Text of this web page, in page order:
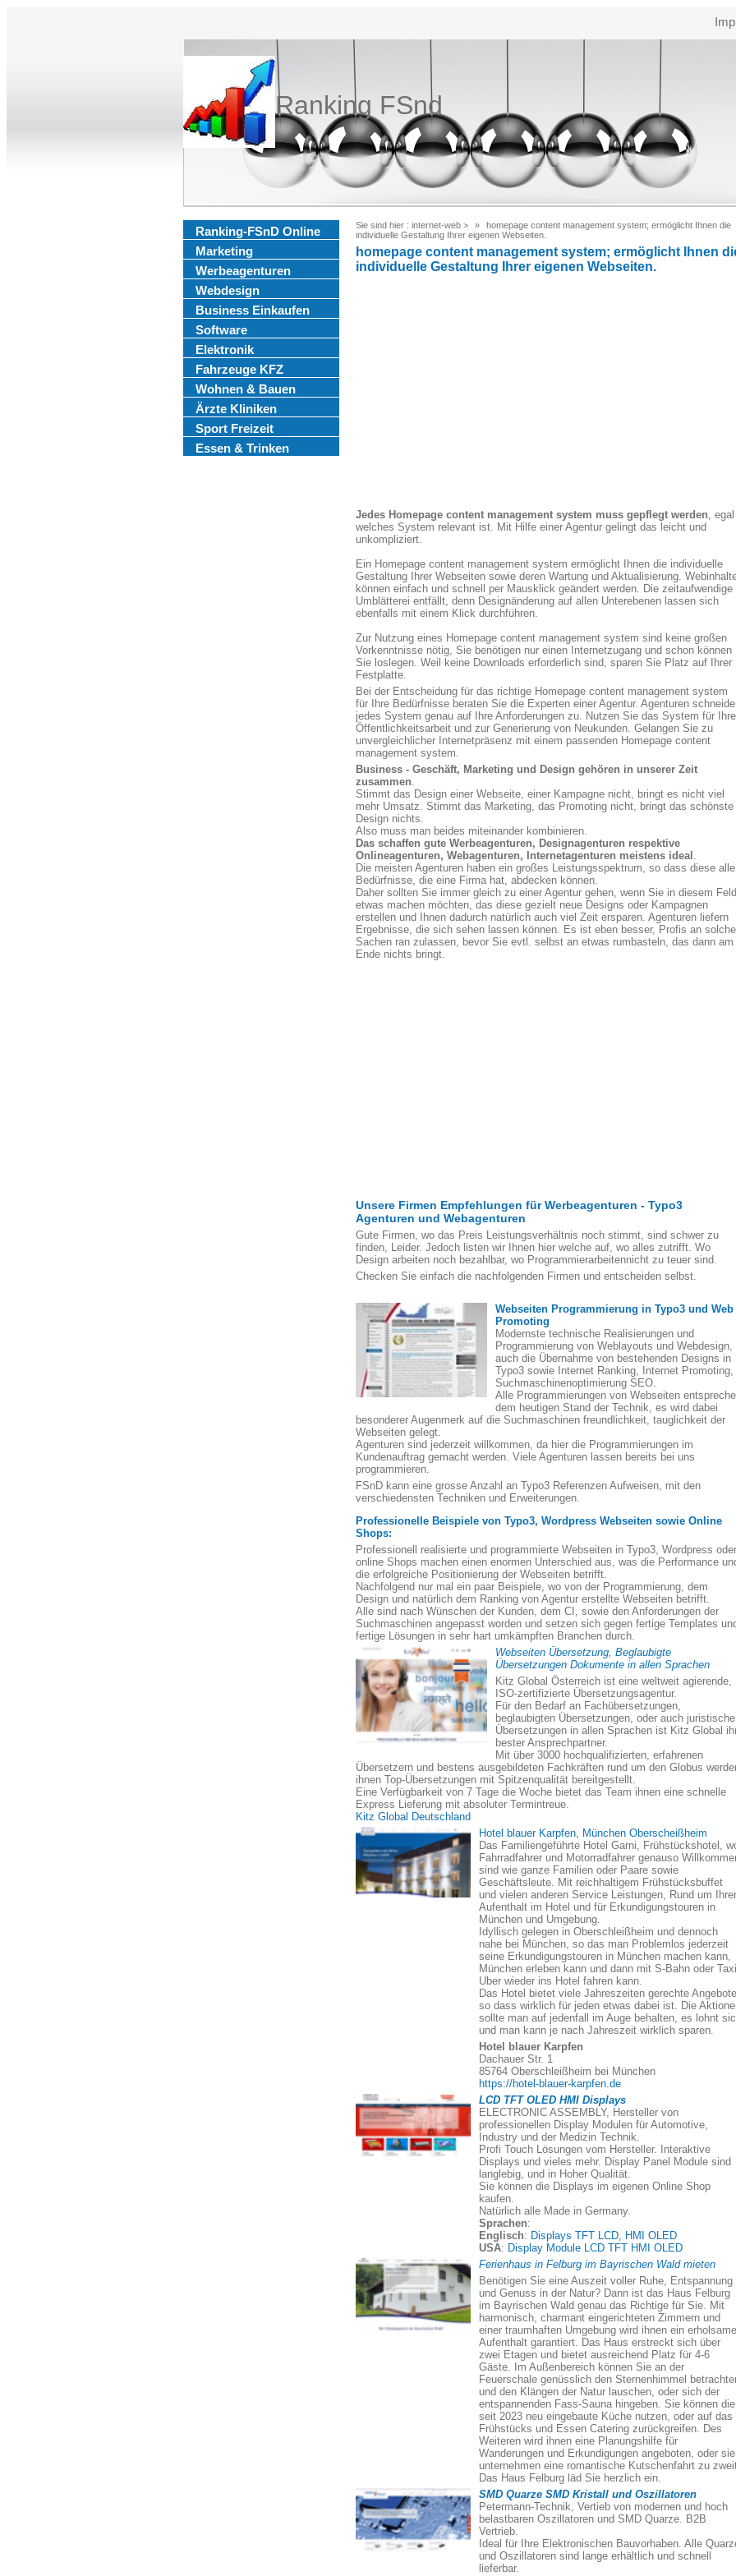
Ranking FSnd
Ranking-FSnD Online
Marketing
Werbeagenturen
Webdesign
Business Einkaufen
Software
Elektronik
Fahrzeuge KFZ
Wohnen & Bauen
Ärzte Kliniken
Sport Freizeit
Essen & Trinken
Sie sind hier : internet-web >
homepage content management system; ermöglicht Ihnen die
individuelle Gestaltung Ihrer eigenen Webseiten.
homepage content management system; ermöglicht Ihnen
individuelle Gestaltung Ihrer eigenen Webseiten.
Jedes Homepage content management system muss gepflegt werden, egal
welches System relevant ist. Mit Hilfe einer Agentur gelingt das leicht und
unkompliziert.
Ein Homepage content management system ermöglicht Ihnen die individuelle
Gestaltung Ihrer Webseiten sowie deren Wartung und Aktualisierung.
können einfach und schnell per Mausklick geändert werden. Die zeitaufwendige
Umblätterei entfällt, denn Designänderung auf allen Unterebenen lassen sich
ebenfalls mit einem Klick durchführen.
Zur Nutzung eines Homepage content management system sind keine großen
Vorkenntnisse nötig, Sie benötigen nur einen Internetzugang und schon können
Sie loslegen. Weil keine Downloads erforderlich sind, sparen Sie Platz auf Ihrer
Festplatte.
Bei der Entscheidung für das richtige Homepage content management system
für Ihre Bedürfnisse beraten Sie die Experten einer Agentur. Agenturen
jedes System genau auf Ihre Anforderungen zu. Nutzen Sie das System für Ihre
Öffentlichkeitsarbeit und zur Generierung von Neukunden. Gelangen Sie zu
unvergleichlicher Internetpräsenz mit einem passenden Homepage content
management system.
Business - Geschäft, Marketing und Design gehören in unserer Zeit
zusammen.
Stimmt das Design einer Webseite, einer Kampagne nicht, bringt es nicht viel
mehr Umsatz. Stimmt das Marketing, das Promoting nicht, bringt das schönste
Design nichts.
Also muss man beides miteinander kombinieren.
Das schaffen gute Werbeagenturen, Designagenturen respektive
Onlineagenturen, Webagenturen, Internetagenturen meistens ideal .
Die meisten Agenturen haben ein großes Leistungsspektrum, so dass diese alle
Bedürfnisse, die eine Firma hat, abdecken können.
Daher sollten Sie immer gleich zu einer Agentur gehen, wenn Sie in diesem Feld
etwas machen möchten, das diese gezielt neue Designs oder Kampagnen
erstellen und Ihnen dadurch natürlich auch viel Zeit ersparen. Agenturen liefern
Ergebnisse, die sich sehen lassen können. Es ist eben besser, Profis an solche
Sachen ran zulassen, bevor Sie evtl. selbst an etwas rumbasteln, das dann am
Ende nichts bringt.
Unsere Firmen Empfehlungen für Werbeagenturen - Typo3
Agenturen und Webagenturen
Gute Firmen, wo das Preis Leistungsverhältnis noch stimmt, sind schwer zu
finden, Leider. Jedoch listen wir Ihnen hier welche auf, wo alles zutrifft. Wo
Design arbeiten noch bezahlbar, wo Programmierarbeitennicht zu teuer sind.
Checken Sie einfach die nachfolgenden Firmen und entscheiden selbst.
Webseiten Programmierung in Typo3 und Web
Promoting
Modernste technische Realisierungen und
Programmierung von Weblayouts und Webdesign,
auch die Übernahme von bestehenden Designs in
Typo3 sowie Internet Ranking, Internet Promoting,
Suchmaschinenoptimierung SEO.
Alle Programmierungen von Webseiten
dem heutigen Stand der Technik, es wird dabei
besonderer Augenmerk auf die Suchmaschinen freundlichkeit, tauglichkeit der
Webseiten gelegt.
Agenturen sind jederzeit willkommen, da hier die Programmierungen im
Kundenauftrag gemacht werden. Viele Agenturen lassen bereits bei uns
programmieren.
FSnD kann eine grosse Anzahl an Typo3 Referenzen Aufweisen, mit den
verschiedensten Techniken und Erweiterungen.
Professionelle Beispiele von Typo3, Wordpress Webseiten sowie Online
Shops:
Professionell realisierte und programmierte Webseiten in Typo3, Wordpress oder
online Shops machen einen enormen Unterschied aus, was die Performance
die erfolgreiche Positionierung der Webseiten betrifft.
Nachfolgend nur mal ein paar Beispiele, wo von der Programmierung, dem
Design und natürlich dem Ranking von Agentur erstellte Webseiten betrifft.
Alle sind nach Wünschen der Kunden, dem CI, sowie den Anforderungen der
Suchmaschinen angepasst worden und setzen sich gegen fertige Templates
fertige Lösungen in sehr hart umkämpften Branchen durch.
Webseiten Übersetzung, Beglaubigte
Übersetzungen Dokumente in allen Sprachen
Kitz Global Österreich ist eine weltweit agierende,
ISO-zertifizierte Übersetzungsagentur.
Für den Bedarf an Fachübersetzungen,
beglaubigten Übersetzungen, oder auch
Übersetzungen in allen Sprachen ist Kitz Global
bester Ansprechpartner.
Mit über 3000 hochqualifizierten, erfahrenen
Übersetzern und bestens ausgebildeten Fachkräften rund um den Globus
ihnen Top-Übersetzungen mit Spitzenqualität bereitgestellt.
Eine Verfügbarkeit von 7 Tage die Woche bietet das Team ihnen eine schnelle
Express Lieferung mit absoluter Termintreue.
Kitz Global Deutschland
Hotel blauer Karpfen, München Oberscheißheim
Das Familiengeführte Hotel Garni, Frühstückshotel,
Fahrradfahrer und Motorradfahrer genauso
sind wie ganze Familien oder Paare sowie
Geschäftsleute. Mit reichhaltigem Frühstücksbuffet
und vielen anderen Service Leistungen, Rund um
Aufenthalt im Hotel und für Erkundigungstouren in
München und Umgebung.
Idyllisch gelegen in Oberschleißheim und dennoch
nahe bei München, so das man Problemlos jederzeit
seine Erkundigungstouren in München machen kann,
München erleben kann und dann mit S-Bahn oder
Uber wieder ins Hotel fahren kann.
Das Hotel bietet viele Jahreszeiten gerechte
so dass wirklich für jeden etwas dabei ist. Die
sollte man auf jedenfall im Auge behalten, es lohnt
und man kann je nach Jahreszeit wirklich sparen.
Hotel blauer Karpfen
Dachauer Str. 1
85764 Oberschleißheim bei München
https://hotel-blauer-karpfen.de
LCD TFT OLED HMI Displays
ELECTRONIC ASSEMBLY, Hersteller von
professionellen Display Modulen für Automotive,
Industry und der Medizin Technik.
Profi Touch Lösungen vom Hersteller. Interaktive
Displays und vieles mehr. Display Panel Module sind
langlebig, und in Hoher Qualität.
Sie können die Displays im eigenen Online Shop
kaufen.
Natürlich alle Made in Germany.
Sprachen:
Englisch: Displays TFT LCD, HMI OLED
USA: Display Module LCD TFT HMI OLED
Ferienhaus in Felburg im Bayrischen Wald mieten
Benötigen Sie eine Auszeit voller Ruhe, Entspannung
und Genuss in der Natur? Dann ist das Haus Felburg
im Bayrischen Wald genau das Richtige für Sie. Mit
harmonisch, charmant eingerichteten Zimmern und
einer traumhaften Umgebung wird ihnen ein
Aufenthalt garantiert. Das Haus erstreckt sich über
zwei Etagen und bietet ausreichend Platz für 4-6
Gäste. Im Außenbereich können Sie an der
Feuerschale genüsslich den Sternenhimmel
und den Klängen der Natur lauschen, oder sich der
entspannenden Fass-Sauna hingeben. Sie können die
seit 2023 neu eingebaute Küche nutzen, oder auf das
Frühstücks und Essen Catering zurückgreifen. Des
Weiteren wird ihnen eine Planungshilfe für
Wanderungen und Erkundigungen angeboten, oder sie
unternehmen eine romantische Kutschenfahrt zu
Das Haus Felburg läd Sie herzlich ein.
SMD Quarze SMD Kristall und Oszillatoren
Petermann-Technik, Vertieb von modernen und hoch
belastbaren Oszillatoren und SMD Quarze. B2B
Vertrieb.
Ideal für Ihre Elektronischen Bauvorhaben. Alle
und Oszillatoren sind lange erhältlich und schnell
lieferbar.